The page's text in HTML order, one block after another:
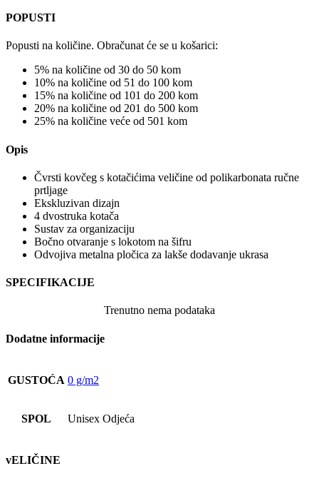
POPUSTI
Popusti na količine. Obračunat će se u košarici:
5% na količine od 30 do 50 kom
10% na količine od 51 do 100 kom
15% na količine od 101 do 200 kom
20% na količine od 201 do 500 kom
25% na količine veće od 501 kom
Opis
Čvrsti kovčeg s kotačićima veličine od polikarbonata ručne
prtljage
Ekskluzivan dizajn
4 dvostruka kotača
Sustav za organizaciju
Bočno otvaranje s lokotom na šifru
Odvojiva metalna pločica za lakše dodavanje ukrasa
SPECIFIKACIJE
Trenutno nema podataka
Dodatne informacije
GUSTOĆA 0 g/m2
SPOL Unisex Odjeća
vELIČINE